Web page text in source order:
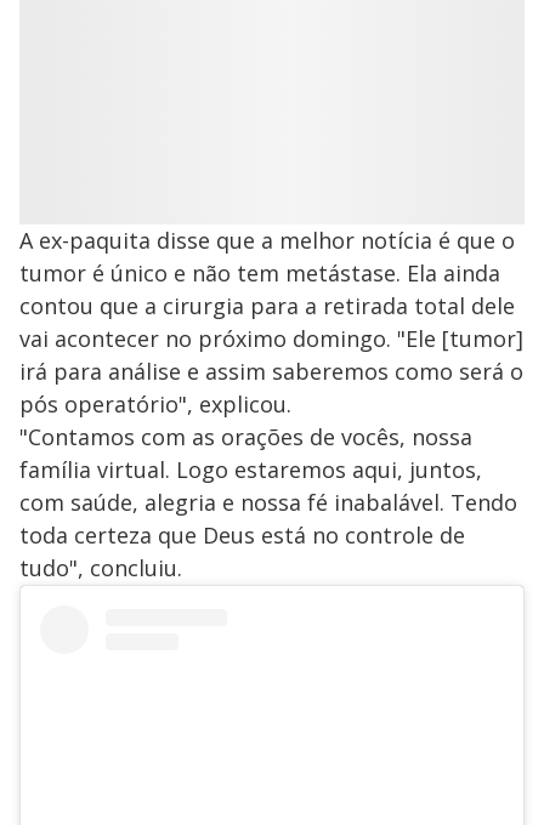
A ex-paquita disse que a melhor notícia é que o
tumor é único e não tem metástase. Ela ainda
contou que a cirurgia para a retirada total dele
vai acontecer no próximo domingo. "Ele [tumor]
irá para análise e assim saberemos como será o
pós operatório", explicou.
"Contamos com as orações de vocês, nossa
família virtual. Logo estaremos aqui, juntos,
com saúde, alegria e nossa fé inabalável. Tendo
toda certeza que Deus está no controle de
tudo", concluiu.